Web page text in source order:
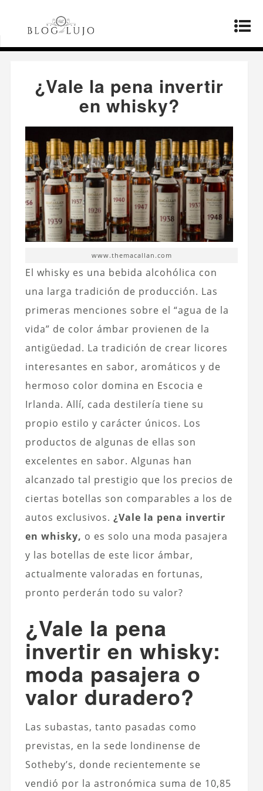
Página principal
¿Vale la pena
invertir en whisky?
¿Vale la pena invertir
en whisky?
www.themacallan.com
El whisky es una bebida alcohólica con
una larga tradición de producción. Las
primeras menciones sobre el “agua de la
vida” de color ámbar provienen de la
antigüedad. La tradición de crear licores
interesantes en sabor, aromáticos y de
hermoso color domina en Escocia e
Irlanda. Allí, cada destilería tiene su
propio estilo y carácter únicos. Los
productos de algunas de ellas son
excelentes en sabor. Algunas han
alcanzado tal prestigio que los precios de
ciertas botellas son comparables a los de
autos exclusivos. ¿Vale la pena invertir
en whisky, o es solo una moda pasajera
y las botellas de este licor ámbar,
actualmente valoradas en fortunas,
pronto perderán todo su valor?
¿Vale la pena
invertir en whisky:
moda pasajera o
valor duradero?
Las subastas, tanto pasadas como
previstas, en la sede londinense de
Sotheby’s, donde recientemente se
vendió por la astronómica suma de 10,85